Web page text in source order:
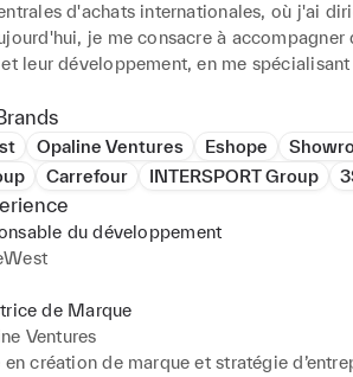
d'achats internationales, où j'ai
je me consacre à accompagner
leur développement, en me
de travailler avec moi, vous
stratégiques adaptés à vos besoins
concrétiser vos projets et de contribuer
à me contacter dès maintenant pour
d'échanger avec vous et de vous
nous créerons une collaboration
de la mode.
Opaline Ventures Eshope
Carrefour INTERSPORT Group
du développement
de Marque
Ventures
création de marque et stratégie